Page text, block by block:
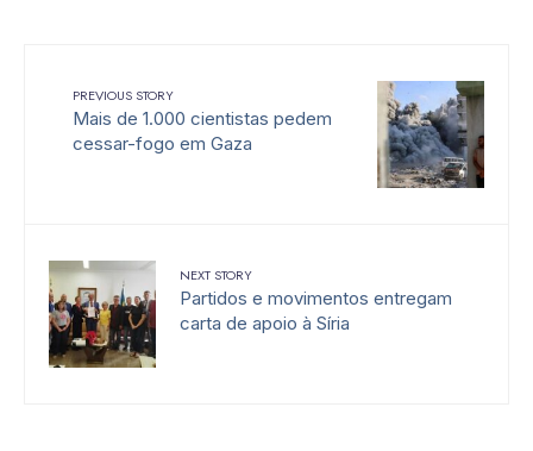
PREVIOUS STORY
Mais de 1.000 cientistas pedem
cessar-fogo em Gaza
NEXT STORY
Partidos e movimentos entregam
carta de apoio à Síria